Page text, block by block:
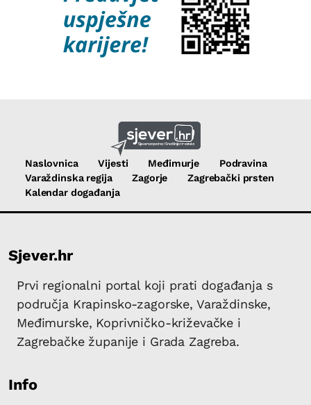
Naslovnica Vijesti Međimurje
Podravina
Varaždinska regija
Zagorje
Zagrebački prsten
Kalendar događanja
Sjever.hr
Prvi regionalni portal koji prati događanja s
područja Krapinsko-zagorske, Varaždinske,
Međimurske, Koprivničko-križevačke i
Zagrebačke županije i Grada Zagreba.
Info